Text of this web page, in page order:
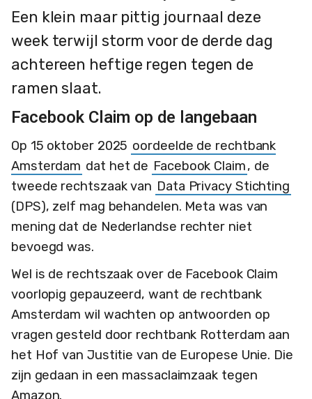
Een klein maar pittig journaal deze
week terwijl storm voor de derde dag
achtereen heftige regen tegen de
ramen slaat.
Facebook Claim op de langebaan
Op 15 oktober 2025 oordeelde de rechtbank
Amsterdam dat het de Facebook Claim, de
tweede rechtszaak van Data Privacy Stichting
(DPS), zelf mag behandelen. Meta was van
mening dat de Nederlandse rechter niet
bevoegd was.
Wel is de rechtszaak over de Facebook Claim
voorlopig gepauzeerd, want de rechtbank
Amsterdam wil wachten op antwoorden op
vragen gesteld door rechtbank Rotterdam aan
het Hof van Justitie van de Europese Unie. Die
zijn gedaan in een massaclaimzaak tegen
Amazon.